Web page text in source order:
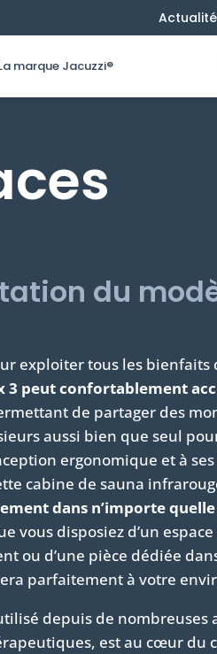
marque Jacuzzi®
du
exploiter tous les bienfaits
3 peut confortablement
de partager des
aussi bien que seul
ergonomique et à
cabine de sauna
dans n’importe
vous disposiez d’un
ou d’une pièce dédiée
parfaitement à votre
depuis de nombreuses
est au cœur du